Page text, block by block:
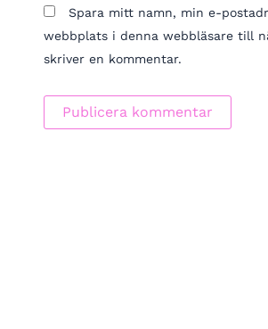
Spara mitt namn, min e-
webbplats i denna webbläsare till
skriver en kommentar.